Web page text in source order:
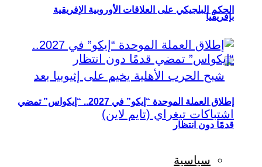
بإفريقيا
الحكم البلجيكي على العلاقات الأوروبية الإفريقية
إطلاق العملة الموحدة “إيكو” في 2027.. “إيكواس” تمضي
قدمًا دون انتظار
سياسية